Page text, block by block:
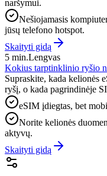
naršymui.
Nešiojamasis
jūsų telefono hotspot.
Skaityti gidą
5 min.Lengvas
Kokius tarptinklinio ryšio
Supraskite, kada kelionės
ryšį, o kada pagrindinėje
eSIM įdiegtas, bet
Norite kelionės
aktyvų.
Skaityti gidą